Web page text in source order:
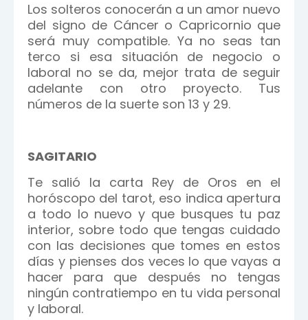
Los solteros conocerán a un amor nuevo
del signo de Cáncer o Capricornio que
será muy compatible. Ya no seas tan
terco si esa situación de negocio o
laboral no se da, mejor trata de seguir
adelante con otro proyecto. Tus
números de la suerte son 13 y 29.
SAGITARIO
Te salió la carta Rey de Oros en el
horóscopo del tarot, eso indica apertura
a todo lo nuevo y que busques tu paz
interior, sobre todo que tengas cuidado
con las decisiones que tomes en estos
días y pienses dos veces lo que vayas a
hacer para que después no tengas
ningún contratiempo en tu vida personal
y laboral.